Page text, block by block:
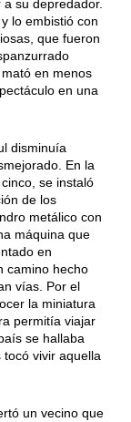
su depredador.
lo embistió con
que fueron
en menos
en una
disminuía
En la
se instaló
de los
metálico con
máquina que
en
camino hecho
vías. Por el
la miniatura
permitía viajar
se hallaba
vivir aquella
un vecino que